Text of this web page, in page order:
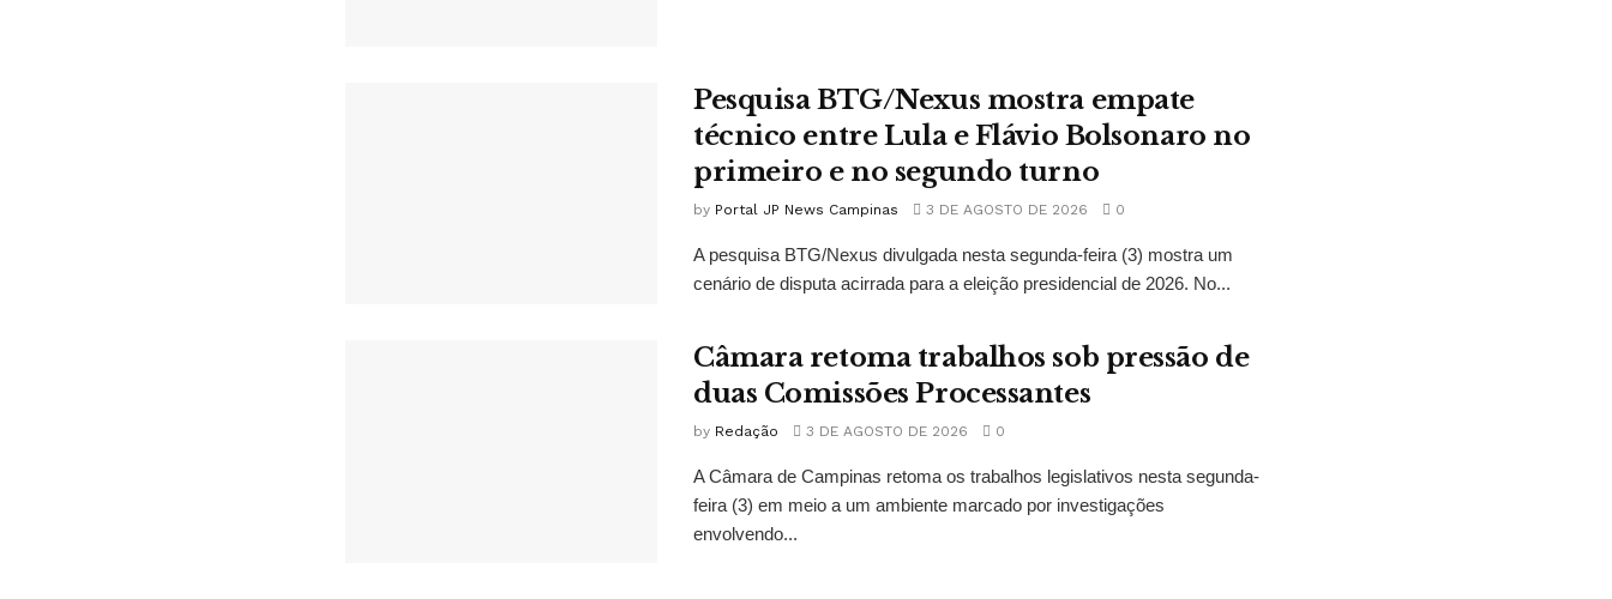
Pesquisa BTG/Nexus mostra empate
técnico entre Lula e Flávio Bolsonaro no
primeiro e no segundo turno
by Portal JP News Campinas 3 DE AGOSTO DE 2026 0
A pesquisa BTG/Nexus divulgada nesta segunda-feira (3) mostra um
cenário de disputa acirrada para a eleição presidencial de 2026. No...
Câmara retoma trabalhos sob pressão de
duas Comissões Processantes
by Redação 3 DE AGOSTO DE 2026 0
A Câmara de Campinas retoma os trabalhos legislativos nesta segunda-
feira (3) em meio a um ambiente marcado por investigações
envolvendo...